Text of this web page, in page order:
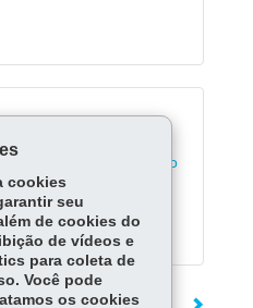
Registro e Licenciamento
(CRLV-e) para
serviços de veículos
cookies
seu
de cookies do
de vídeos e
para coleta de
Você pode
os cookies